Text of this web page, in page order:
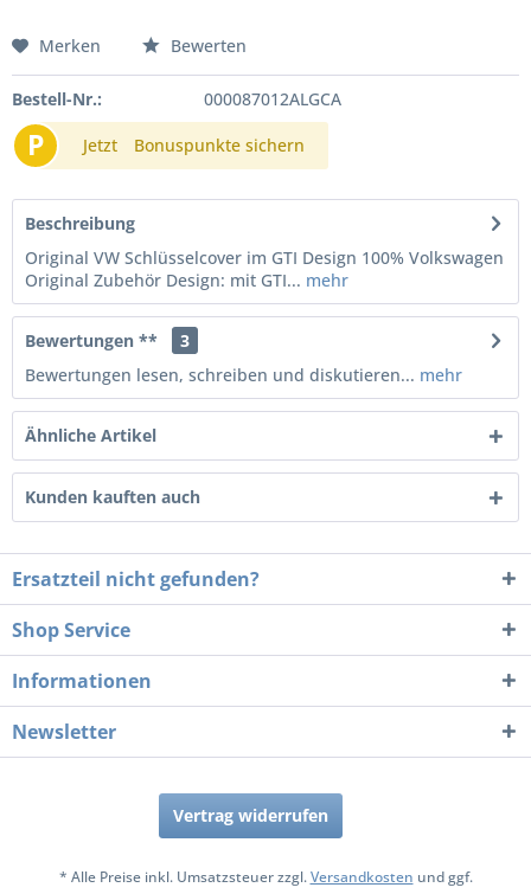
Merken Bewerten
Bestell-Nr.: 000087012ALGCA
P Jetzt Bonuspunkte sichern
Beschreibung
Original VW Schlüsselcover im GTI Design 100% Volkswagen
Original Zubehör Design: mit GTI... mehr
Bewertungen **
3
Bewertungen lesen, schreiben und diskutieren... mehr
Ähnliche Artikel
Kunden kauften auch
Ersatzteil nicht gefunden?
Shop Service
Informationen
Newsletter
Vertrag widerrufen
* Alle Preise inkl. Umsatzsteuer zzgl.Versandkosten und ggf.